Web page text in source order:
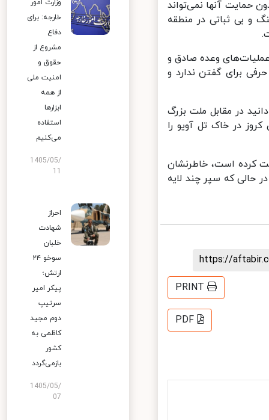
حمایت آنها نمی‌تواند
و بی ثباتی در منطقه
وعده صادق و
برای گفتن ندارد و
در مقابل ملت بزرگ
در خاک تل آویو را
وعده صادق ۲ به اهدف اصابت کرده است، خاطرنشان
حالی که سپر چند لایه
https://
PRINT
PDF
وزارت امور
خارجه: برای
دفاع
مشروع از
حقوق و
امنیت ملی
از همه
ابزارها
استفاده
می‌کنیم
1405/05/
احراز
شهادت
خلبان
سوخو ۲۴
ارتش؛
پیکر امیر
سرتیپ
دوم مجید
کاظمی به
کشور
بازمی‌گردد
1405/05/
07